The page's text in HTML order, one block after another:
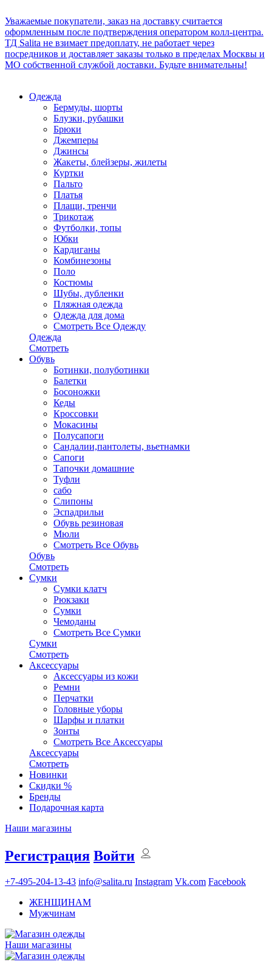
Уважаемые покупатели, заказ на доставку считается
оформленным после подтверждения оператором колл-центра.
ТД Salita не взимает предоплату, не работает через
посредников и доставляет заказы только в пределах Москвы и
МО собственной службой доставки. Будьте внимательны!
Одежда
Бермуды, шорты
Блузки, рубашки
Брюки
Джемперы
Джинсы
Жакеты, блейзеры, жилеты
Куртки
Пальто
Платья
Плащи, тренчи
Трикотаж
Футболки, топы
Юбки
Кардиганы
Комбинезоны
Поло
Костюмы
Шубы, дубленки
Пляжная одежда
Одежда для дома
Смотреть Все Одежду
Одежда
Смотреть
Обувь
Ботинки, полуботинки
Балетки
Босоножки
Кеды
Кроссовки
Мокасины
Полусапоги
Сандалии,пантолеты, вьетнамки
Сапоги
Тапочки домашние
Туфли
сабо
Слипоны
Эспадрильи
Обувь резиновая
Мюли
Смотреть Все Обувь
Обувь
Смотреть
Сумки
Сумки клатч
Рюкзаки
Сумки
Чемоданы
Смотреть Все Сумки
Сумки
Смотреть
Аксессуары
Аксессуары из кожи
Ремни
Перчатки
Головные уборы
Шарфы и платки
Зонты
Смотреть Все Аксессуары
Аксессуары
Смотреть
Новинки
Скидки %
Бренды
Подарочная карта
Наши магазины
Регистрация Войти
+7-495-204-13-43 info@salita.ru Instagram Vk.com Facebook
ЖЕНЩИНАМ
Мужчинам
Наши магазины